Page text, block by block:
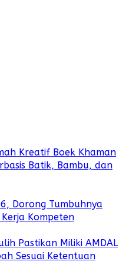
Kreatif Boek Khaman
Batik, Bambu, dan
Dorong Tumbuhnya
Kompeten
Pastikan Miliki AMDAL
Sesuai Ketentuan